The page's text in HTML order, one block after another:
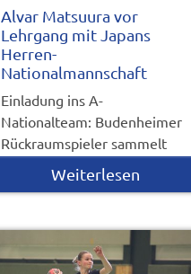
Alvar Matsuura vor
Lehrgang mit Japans
Herren-
Nationalmannschaft
Einladung ins A-
Nationalteam: Budenheimer
Rückraumspieler sammelt
internationale…
Weiterlesen